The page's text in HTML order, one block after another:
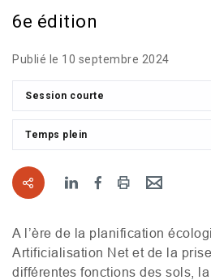
6e édition
Publié le 10 septembre 2024
Session courte
Temps plein
A l’ère de la planification
Artificialisation Net et de la
différentes fonctions des sols, la